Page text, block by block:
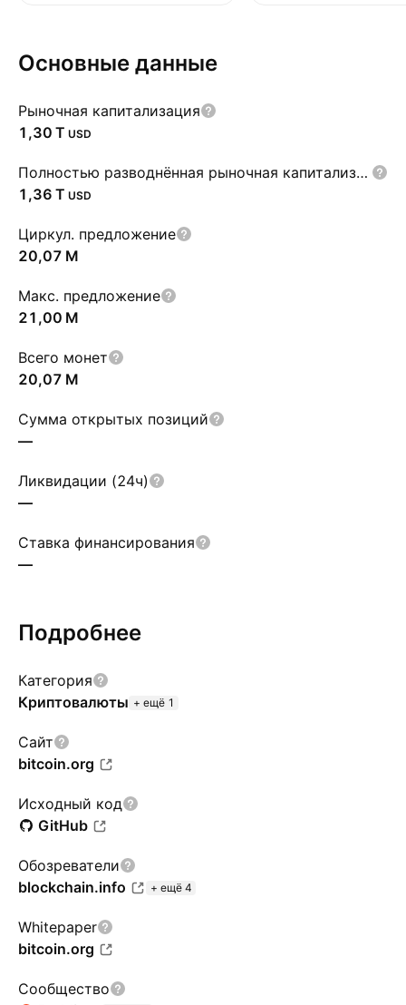
Основные данные
Рыночная капитализация
‪1,30 T‬ USD
Полностью разводнённая рыночная капитализация
‪1,36 T‬ USD
Циркул. предложение
‪20,07 M‬
Макс. предложение
‪21,00 M‬
Всего монет
‪20,07 M‬
Сумма открытых позиций
—
Ликвидации (24ч)
—
Ставка финансирования
—
Подробнее
Категория
Криптовалюты + ещё 1
Сайт
bitcoin.org
Исходный код
GitHub
Обозреватели
blockchain.info
+ ещё 4
Whitepaper
bitcoin.org
Сообщество